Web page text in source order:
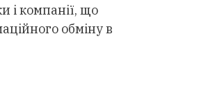
і компанії, що
обміну в